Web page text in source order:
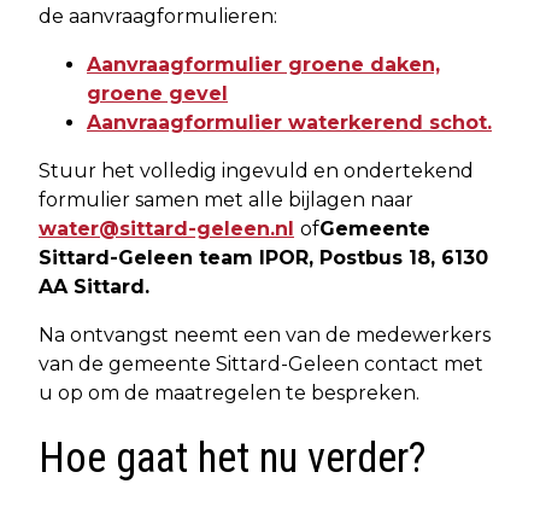
de aanvraagformulieren:
Aanvraagformulier groene daken,
groene gevel
Aanvraagformulier waterkerend schot.
Stuur het volledig ingevuld en ondertekend
formulier samen met alle bijlagen naar
water@sittard-geleen.nl ofGemeente
Sittard-Geleen team IPOR, Postbus 18, 6130
AA Sittard.
Na ontvangst neemt een van de medewerkers
van de gemeente Sittard-Geleen contact met
u op om de maatregelen te bespreken.
Hoe gaat het nu verder?